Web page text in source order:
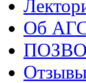
Об